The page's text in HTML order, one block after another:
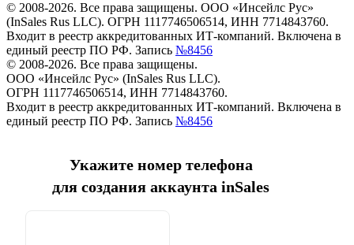
© 2008-2026. Все права защищены. ООО «Инсейлс Рус»
(InSales Rus LLC). ОГРН 1117746506514, ИНН 7714843760.
Входит в реестр аккредитованных ИТ-компаний. Включена в
единый реестр ПО РФ. Запись №8456
© 2008-2026. Все права защищены.
ООО «Инсейлс Рус» (InSales Rus LLC).
ОГРН 1117746506514, ИНН 7714843760.
Входит в реестр аккредитованных ИТ-компаний. Включена в
единый реестр ПО РФ. Запись №8456
Укажите номер телефона
для создания аккаунта inSales